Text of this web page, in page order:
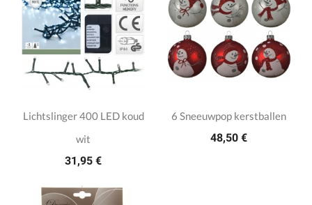
Lichtslinger 400 LED koud
wit
31,95 €
6 Sneeuwpop kerstballen
48,50 €